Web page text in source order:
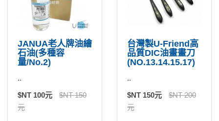
JANUA老人牌油繪
石油(多種容
量/No.2)
..
$NT 100元
$NT 150
元
台灣製U-Friend高
品質DIC油畫畫刀
(NO.13.14.15.17)
..
$NT 150元
$NT 200
元